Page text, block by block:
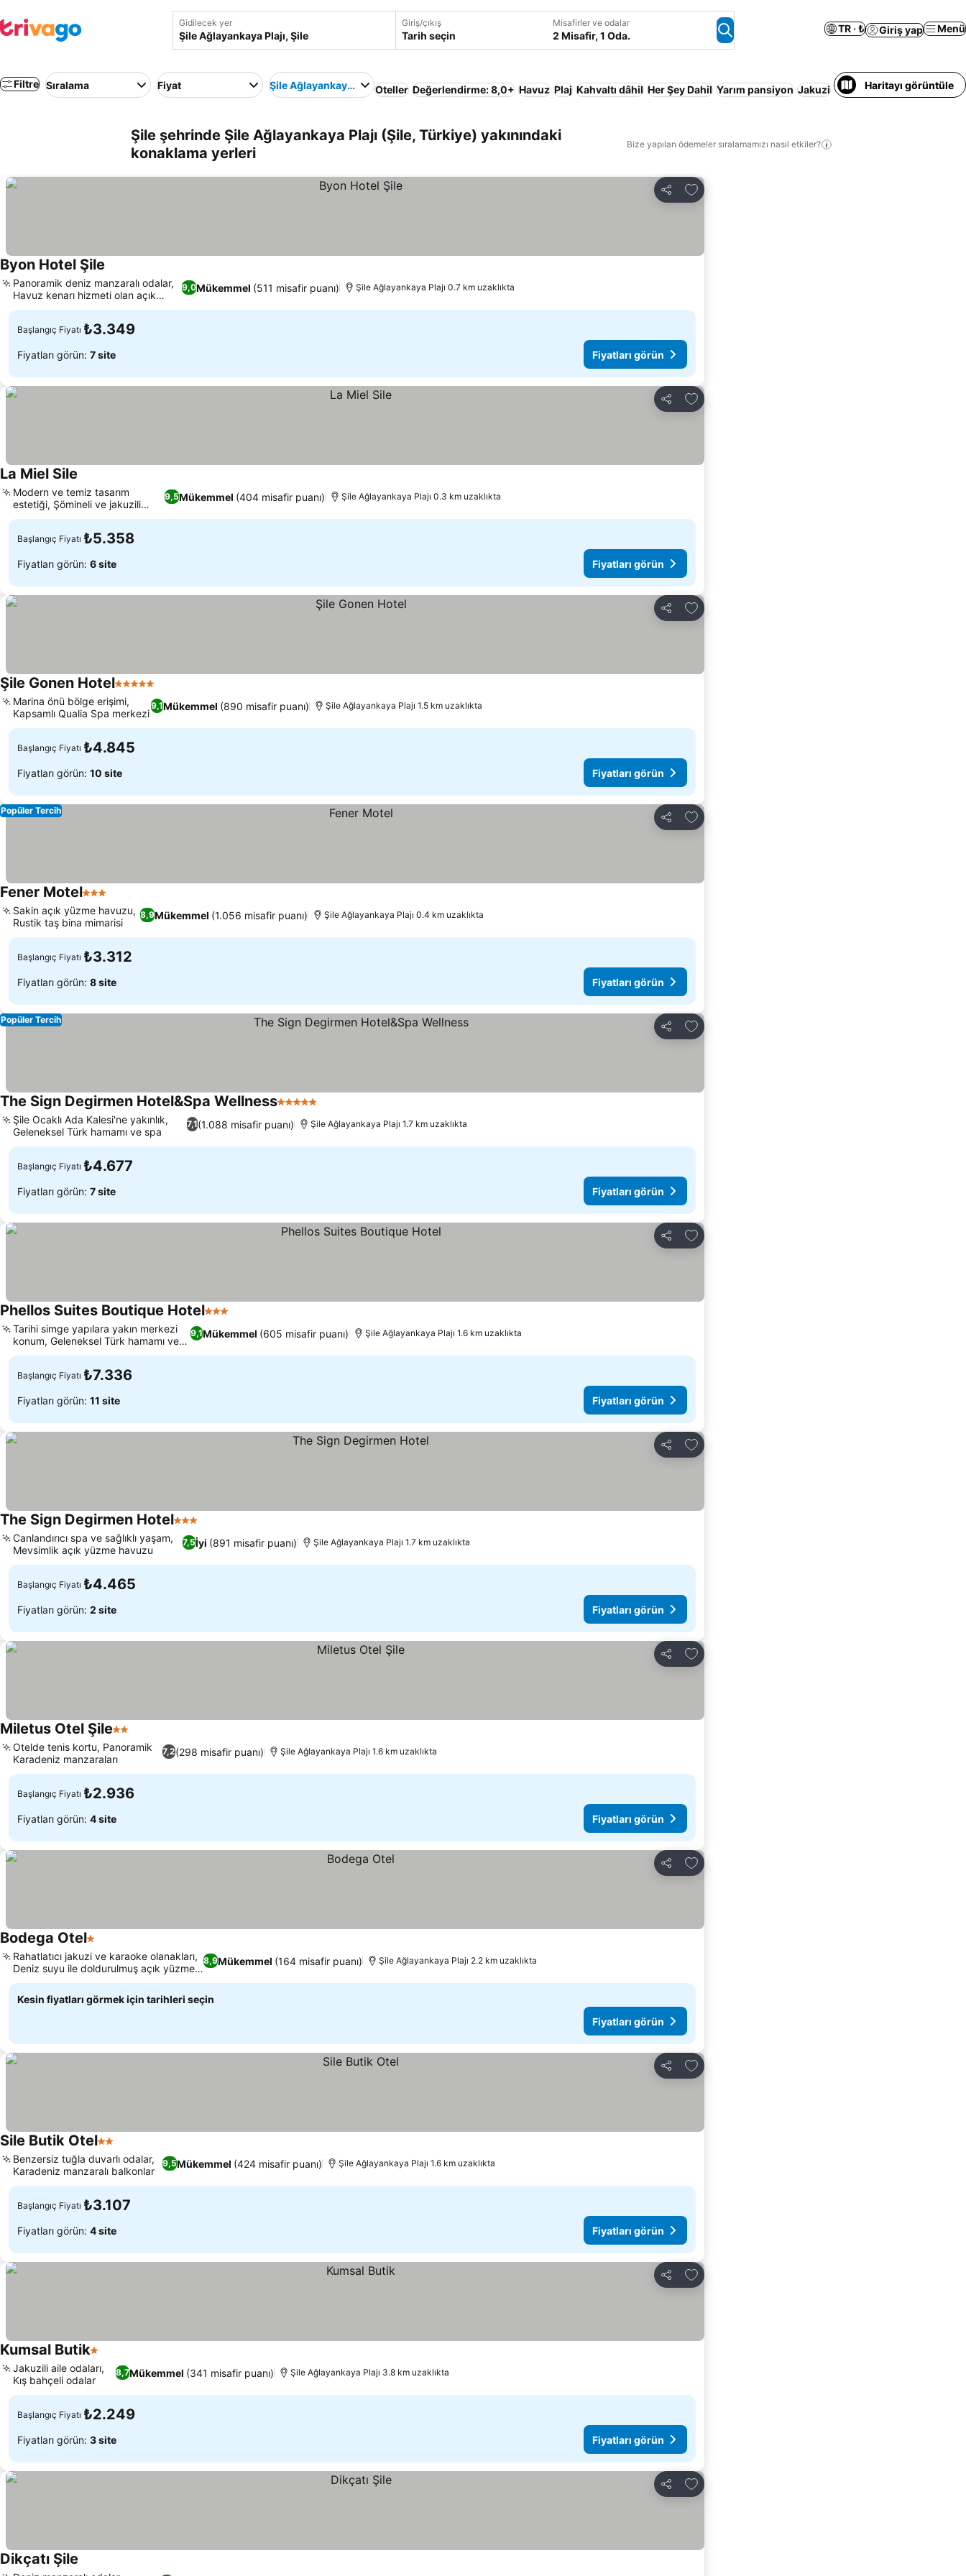
Gidilecek yer Giriş/çıkış
Tarih seçin
Misafirler ve odalar
2 Misafir, 1 Oda.
TR · ₺ Giriş yap Menü
Filtre Sıralama Fiyat Şile Ağlayankaya PlajıOteller Değerlendirme: 8,0+ Havuz Plaj Kahvaltı dâhil Her Şey Dahil Yarım pansiyon Jakuzi Tatil KöyüHaritayı görüntüle
Şile şehrinde Şile Ağlayankaya Plajı (Şile, Türkiye) yakınındaki
konaklama yerleri
Bize yapılan ödemeler sıralamamızı nasıl etkiler?
Paylaş
Favorilerime ekle
Byon Hotel Şile
9,0Mükemmel (511 misafir puanı)
Panoramik deniz manzaralı odalar,
Havuz kenarı hizmeti olan açık
havuz
Şile Ağlayankaya Plajı 0.7 km uzaklıkta
Başlangıç Fiyatı ₺3.349
Fiyatları görün: 7 site Fiyatları görün
Paylaş
Favorilerime ekle
La Miel Sile
9,5Mükemmel (404 misafir puanı)
Modern ve temiz tasarım
estetiği, Şömineli ve jakuzili
King Süit
Şile Ağlayankaya Plajı 0.3 km uzaklıkta
Başlangıç Fiyatı ₺5.358
Fiyatları görün: 6 site Fiyatları görün
Paylaş
Favorilerime ekle
Şile Gonen Hotel5 Yıldız
9,1Mükemmel (890 misafir puanı)
Marina önü bölge erişimi,
Kapsamlı Qualia Spa merkezi
Şile Ağlayankaya Plajı 1.5 km uzaklıkta
Başlangıç Fiyatı ₺4.845
Fiyatları görün: 10 site Fiyatları görün
Paylaş
Favorilerime ekle
Popüler Tercih
Fener Motel3 Yıldız
8,9Mükemmel (1.056 misafir puanı)
Sakin açık yüzme havuzu,
Rustik taş bina mimarisi
Şile Ağlayankaya Plajı 0.4 km uzaklıkta
Başlangıç Fiyatı ₺3.312
Fiyatları görün: 8 site Fiyatları görün
Paylaş
Favorilerime ekle
Popüler Tercih
The Sign Degirmen Hotel&Spa Wellness5 Yıldız
7,1(1.088 misafir puanı)
Şile Ocaklı Ada Kalesi'ne yakınlık,
Geleneksel Türk hamamı ve spa
Şile Ağlayankaya Plajı 1.7 km uzaklıkta
Başlangıç Fiyatı ₺4.677
Fiyatları görün: 7 site Fiyatları görün
Paylaş
Favorilerime ekle
Phellos Suites Boutique Hotel3 Yıldız
9,1Mükemmel (605 misafir puanı)
Tarihi simge yapılara yakın merkezi
konum, Geleneksel Türk hamamı ve
sauna
Şile Ağlayankaya Plajı 1.6 km uzaklıkta
Başlangıç Fiyatı ₺7.336
Fiyatları görün: 11 site Fiyatları görün
Paylaş
Favorilerime ekle
The Sign Degirmen Hotel3 Yıldız
7,5İyi (891 misafir puanı)
Canlandırıcı spa ve sağlıklı yaşam,
Mevsimlik açık yüzme havuzu
Şile Ağlayankaya Plajı 1.7 km uzaklıkta
Başlangıç Fiyatı ₺4.465
Fiyatları görün: 2 site Fiyatları görün
Paylaş
Favorilerime ekle
Miletus Otel Şile2 Yıldız
7,2(298 misafir puanı)
Otelde tenis kortu, Panoramik
Karadeniz manzaraları
Şile Ağlayankaya Plajı 1.6 km uzaklıkta
Başlangıç Fiyatı ₺2.936
Fiyatları görün: 4 site Fiyatları görün
Paylaş
Favorilerime ekle
Bodega Otel1 Yıldız
8,9Mükemmel (164 misafir puanı)
Rahatlatıcı jakuzi ve karaoke olanakları,
Deniz suyu ile doldurulmuş açık yüzme
havuzu
Şile Ağlayankaya Plajı 2.2 km uzaklıkta
Kesin fiyatları görmek için tarihleri seçin
Fiyatları görün
Paylaş
Favorilerime ekle
Sile Butik Otel2 Yıldız
9,5Mükemmel (424 misafir puanı)
Benzersiz tuğla duvarlı odalar,
Karadeniz manzaralı balkonlar
Şile Ağlayankaya Plajı 1.6 km uzaklıkta
Başlangıç Fiyatı ₺3.107
Fiyatları görün: 4 site Fiyatları görün
Paylaş
Favorilerime ekle
Kumsal Butik1 Yıldız
8,7Mükemmel (341 misafir puanı)
Jakuzili aile odaları,
Kış bahçeli odalar
Şile Ağlayankaya Plajı 3.8 km uzaklıkta
Başlangıç Fiyatı ₺2.249
Fiyatları görün: 3 site Fiyatları görün
Paylaş
Favorilerime ekle
Dikçatı Şile